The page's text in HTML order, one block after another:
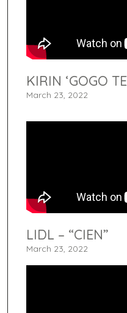
KIRIN ‘GOGO
March 23, 2022
LIDL – “CIEN”
March 23, 2022